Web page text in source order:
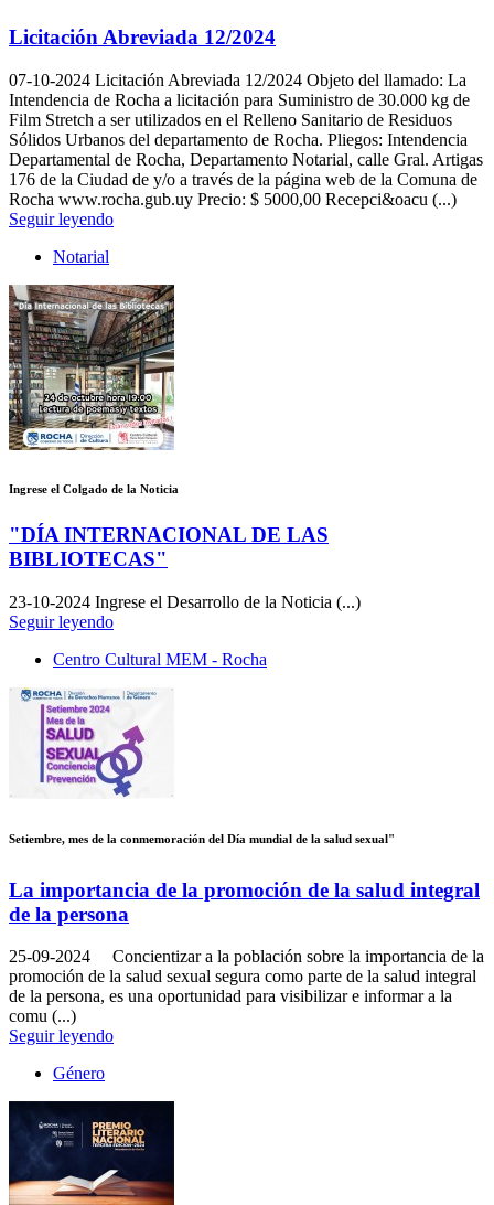
Licitación Abreviada 12/2024
07-10-2024 Licitación Abreviada 12/2024 Objeto del llamado: La
Intendencia de Rocha a licitación para Suministro de 30.000 kg de
Film Stretch a ser utilizados en el Relleno Sanitario de Residuos
Sólidos Urbanos del departamento de Rocha. Pliegos: Intendencia
Departamental de Rocha, Departamento Notarial, calle Gral. Artigas
176 de la Ciudad de y/o a través de la página web de la Comuna de
Rocha www.rocha.gub.uy Precio: $ 5000,00 Recepci&oacu (...)
Seguir leyendo
Notarial
Ingrese el Colgado de la Noticia
"DÍA INTERNACIONAL DE LAS
BIBLIOTECAS"
23-10-2024 Ingrese el Desarrollo de la Noticia (...)
Seguir leyendo
Centro Cultural MEM - Rocha
Setiembre, mes de la conmemoración del Día mundial de la salud sexual"
La importancia de la promoción de la salud integral
de la persona
25-09-2024 Concientizar a la población sobre la importancia de la
promoción de la salud sexual segura como parte de la salud integral
de la persona, es una oportunidad para visibilizar e informar a la
comu (...)
Seguir leyendo
Género